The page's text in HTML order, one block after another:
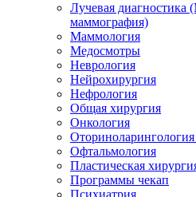
Лучевая
маммография)
Маммология
Медосмотры
Неврология
Нейрохирургия
Нефрология
Общая хирургия
Онкология
Офтальмология
Пластическая
Программы чекап
Психиатрия